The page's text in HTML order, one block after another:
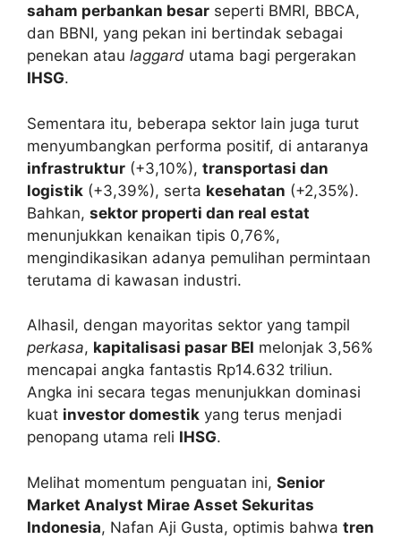
saham perbankan besar seperti BMRI, BBCA,
dan BBNI, yang pekan ini bertindak sebagai
penekan atau laggard utama bagi pergerakan
IHSG.
Sementara itu, beberapa sektor lain juga turut
menyumbangkan performa positif, di antaranya
infrastruktur (+3,10%), transportasi dan
logistik (+3,39%), serta kesehatan (+2,35%).
Bahkan, sektor properti dan real estat
menunjukkan kenaikan tipis 0,76%,
mengindikasikan adanya pemulihan permintaan
terutama di kawasan industri.
Alhasil, dengan mayoritas sektor yang tampil
perkasa, kapitalisasi pasar BEI melonjak 3,56%
mencapai angka fantastis Rp14.632 triliun.
Angka ini secara tegas menunjukkan dominasi
kuat investor domestik yang terus menjadi
penopang utama reli IHSG.
Melihat momentum penguatan ini, Senior
Market Analyst Mirae Asset Sekuritas
Indonesia, Nafan Aji Gusta, optimis bahwa tren